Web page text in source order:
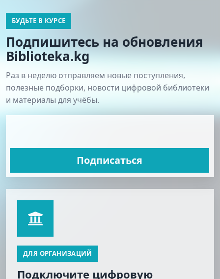
БУДЬТЕ В КУРСЕ
Подпишитесь на обновления
Biblioteka.kg
Раз в неделю отправляем новые поступления,
полезные подборки, новости цифровой библиотеки
и материалы для учёбы.
Подписаться
ДЛЯ ОРГАНИЗАЦИЙ
Подключите цифровую